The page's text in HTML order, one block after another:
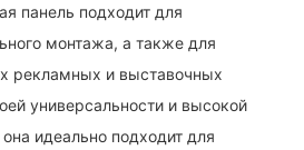
панель подходит для
монтажа, а также для
рекламных и выставочных
универсальности и высокой
идеально подходит для